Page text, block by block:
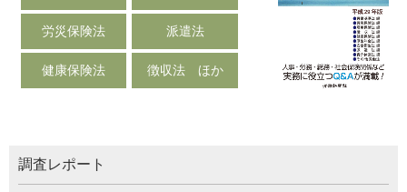
労災保険法 派遣法
健康保険法 徴収法 ほか
調査レポート